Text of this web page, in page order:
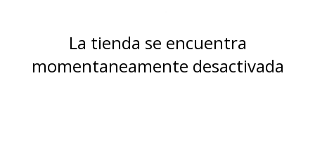
La tienda se encuentra
momentaneamente desactivada